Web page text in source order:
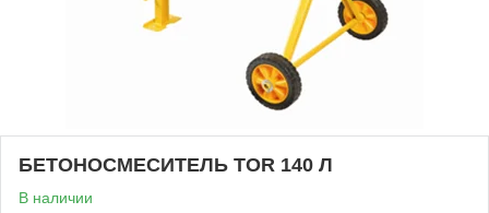
БЕТОНОСМЕСИТЕЛЬ TOR 140 Л
В наличии